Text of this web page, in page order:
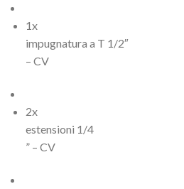
1x
impugnatura a T 1/2″
– CV
2x
estensioni 1/4
” – CV